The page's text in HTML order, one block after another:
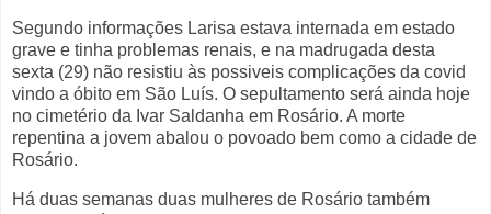
Segundo informações Larisa estava internada em estado
grave e tinha problemas renais, e na madrugada desta
sexta (29) não resistiu às possiveis complicações da covid
vindo a óbito em São Luís. O sepultamento será ainda hoje
no cimetério da Ivar Saldanha em Rosário. A morte
repentina a jovem abalou o povoado bem como a cidade de
Rosário.
Há duas semanas duas mulheres de Rosário também